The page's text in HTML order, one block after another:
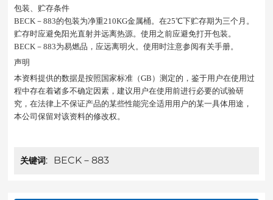
包装、贮存条件
BECK－883的包装为净重210KG金属桶。在25℃下贮存期为三个月。
贮存时应避免阳光直射并远离热源。使用之前应避免打开包装。
BECK－883为易燃品，应远离明火。使用时注意参阅有关手册。
声明
本资料提供的数据是按照国家标准（GB）测定的，鉴于用户在使用过
程中存在着诸多不确定因素，建议用户在使用前进行必要的试验研
究，在法律上不保证产品的某些性能完全适用用户的某一具体用途，
本公司保留对该资料的修改权。
关键词: BECK－883